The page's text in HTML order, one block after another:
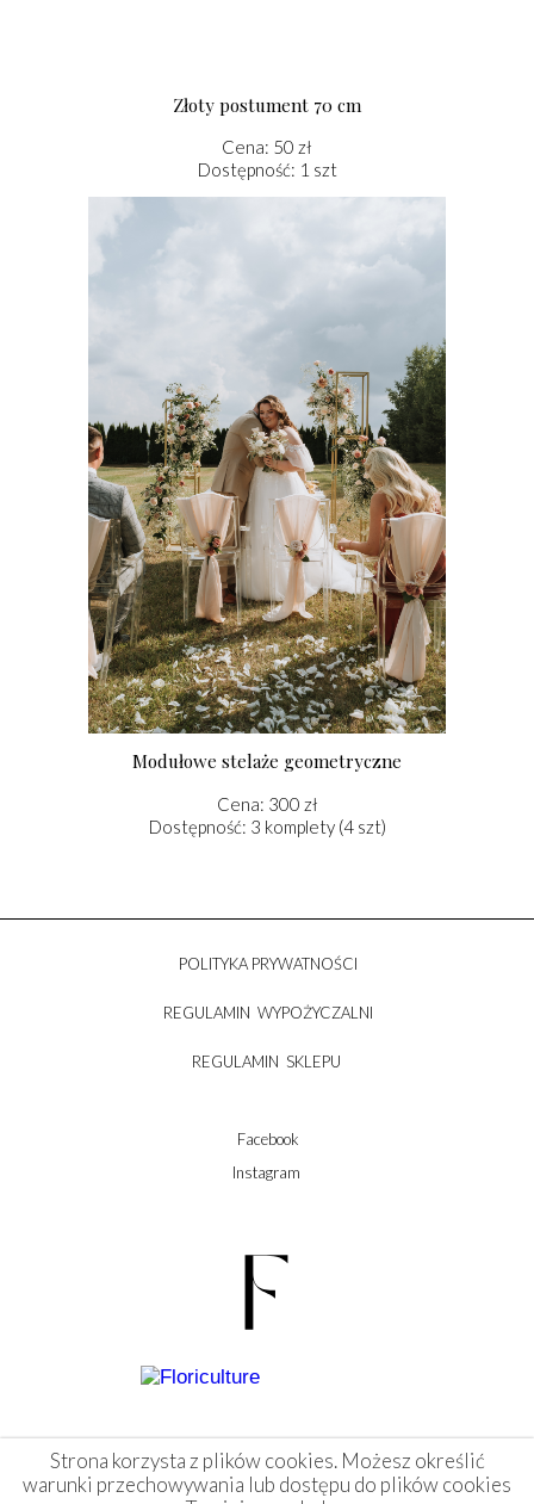
REGULAMIN SKLEPU
REGULAMIN WYPOŻYCZALNI
Facebook
Instagram
POLITYKA PRYWATNOŚCI
Złoty postument 70 cm
Cena: 50 zł
Dostępność: 1 szt
Cena: 300 zł
Dostępność: 3 komplety (4 szt)
Modułowe stelaże geometryczne
Strona korzysta z plików cookies. Możesz określić
warunki przechowywania lub dostępu do plików cookies